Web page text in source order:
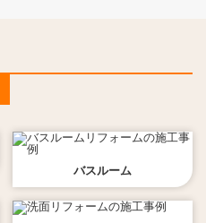
バスルーム